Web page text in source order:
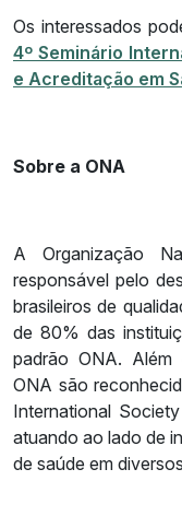
Os interessados
4º Seminário
e Acreditação em
Sobre a ONA
A Organização
responsável pelo
brasileiros de
de 80% das
padrão ONA. Além
ONA são
International
atuando ao lado de
de saúde em